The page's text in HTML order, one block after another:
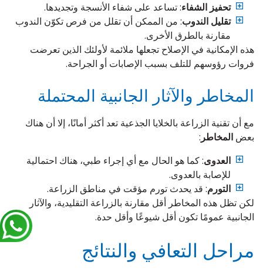
تحفيز الشفاء: تساعد على شفاء الأنسجة وتجديدها.
تقليل الندوب: من الممكن أن تقلل من فرص تكوّن الندوب
مقارنة بالطرق الأخرى.
هذه الإمكانية في الإصلاح تجعلها ملائمة لأولئك الذين تعرضت
فروات رؤوسهم للتلف بسبب الإصابات أو الجراحة.
المخاطر والآثار الجانبية المحتملة
مع أن تقنية الزراعة بالخلايا الجذعية تعد أكثر أمانًا، إلا أن هناك
بعض المخاطر:
العدوى: كما هو الحال مع أي إجراء طبي، هناك احتمالية
للإصابة بالعدوى.
التورم: قد يحدث تورم مؤقت في مناطق الزراعة.
لكن تظل هذه المخاطر أقل مقارنة بالزراعة التقليدية، والآثار
الجانبية عمومًا تكون أقل شيوعًا وأقل حدة.
مراحل التعافي والنتائج